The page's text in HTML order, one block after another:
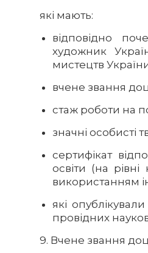
які мають:
відповідно
художник
мистецтв
вчене звання
стаж роботи на
значні особисті
сертифікат
освіти (на
використанням
які
провідних
9. Вчене звання